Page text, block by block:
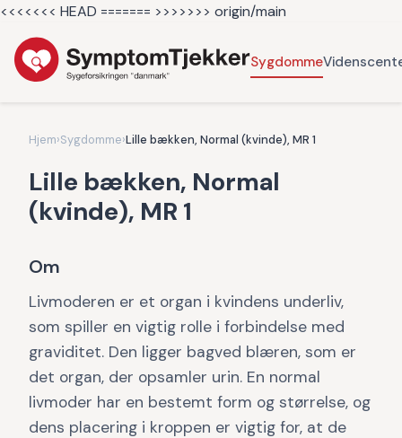
<<<<<<< HEAD ======= >>>>>>> origin/main
Sygdomme
Hjem›Sygdomme›Lille bækken, Normal (kvinde), MR 1
Lille bækken, Normal
(kvinde), MR 1
Om
Livmoderen er et organ i kvindens underliv,
som spiller en vigtig rolle i forbindelse med
graviditet. Den ligger bagved blæren, som er
det organ, der opsamler urin. En normal
livmoder har en bestemt form og størrelse, og
dens placering i kroppen er vigtig for, at de